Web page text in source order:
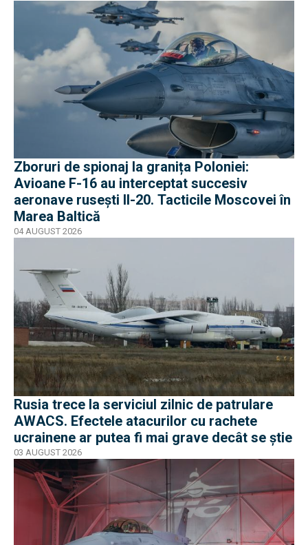
Zboruri de spionaj la granița Poloniei:
Avioane F-16 au interceptat succesiv
aeronave rusești Il-20. Tacticile Moscovei în
Marea Baltică
04 AUGUST 2026
Rusia trece la serviciul zilnic de patrulare
AWACS. Efectele atacurilor cu rachete
ucrainene ar putea fi mai grave decât se știe
03 AUGUST 2026